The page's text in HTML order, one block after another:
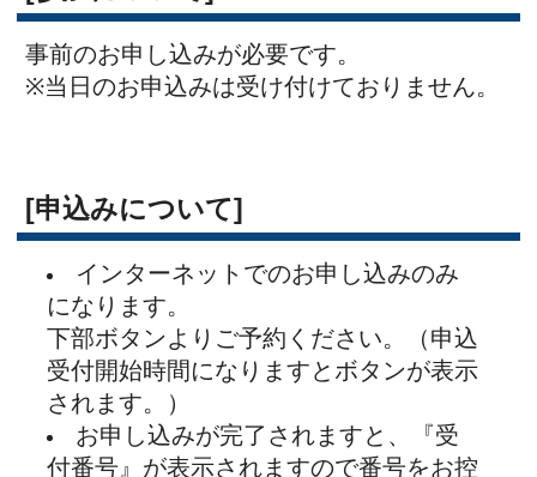
連絡事項が発生する場合、本校ホー
ムページに掲載します。必ず事前にご確
認ください。
必ず上履きと外靴袋をご持参くださ
申込み後のキャンセル・変更等は、
下記にご連絡ください。
0742-93-5505(広報室）または、0742-
93-5111（総合事務室）
※体調がすぐれない、発熱があるなどの場合
は、来校をお控えください。
［アクセス］
https://www.naragakuen.jp/tomigaoka/acc_map/index.html